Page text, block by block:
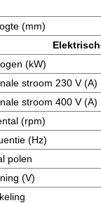
(mm)
(kW)
stroom 230 V (A)
stroom 400 V (A)
(rpm)
(Hz)
polen
(V)